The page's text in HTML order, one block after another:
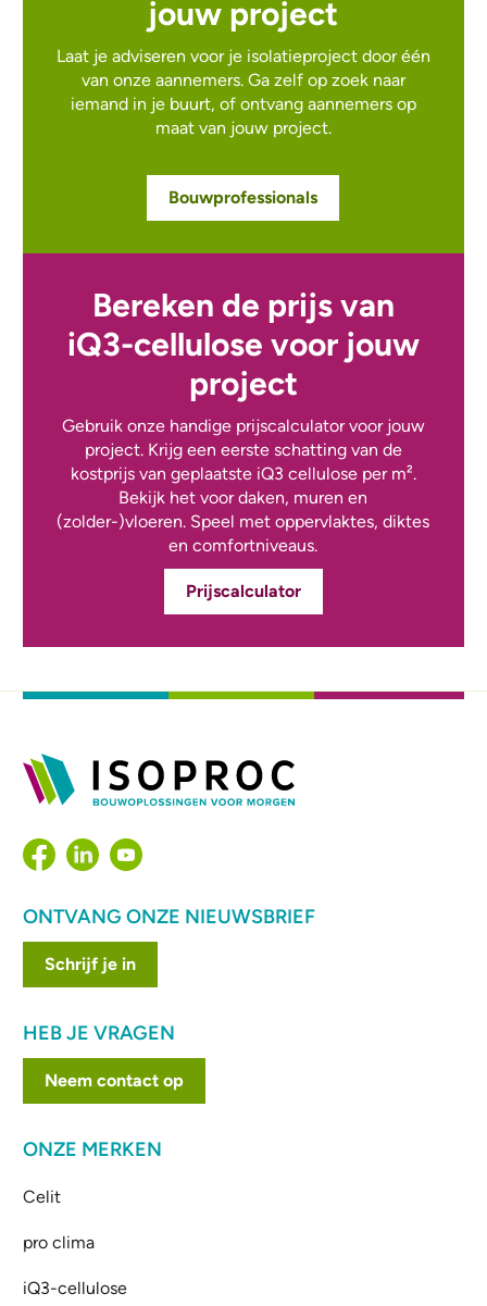
jouw project
Laat je adviseren voor je isolatieproject door één
van onze aannemers. Ga zelf op zoek naar
iemand in je buurt, of ontvang aannemers op
maat van jouw project.
Bouwprofessionals
Bereken de prijs van
iQ3-cellulose voor jouw
project
Gebruik onze handige prijscalculator voor jouw
project. Krijg een eerste schatting van de
kostprijs van geplaatste iQ3 cellulose per m².
Bekijk het voor daken, muren en
(zolder-)vloeren. Speel met oppervlaktes, diktes
en comfortniveaus.
Prijscalculator
ONTVANG ONZE NIEUWSBRIEF
Schrijf je in
HEB JE VRAGEN
Neem contact op
ONZE MERKEN
Celit
pro clima
iQ3-cellulose